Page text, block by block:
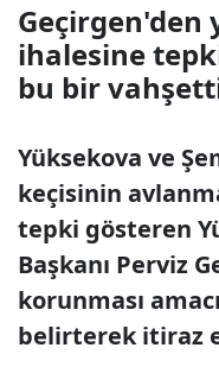
Geçirgen'den
ihalesine
bu bir
Yüksekova ve
keçisinin
tepki gösteren
Başkanı Perviz
korunması
belirterek itiraz